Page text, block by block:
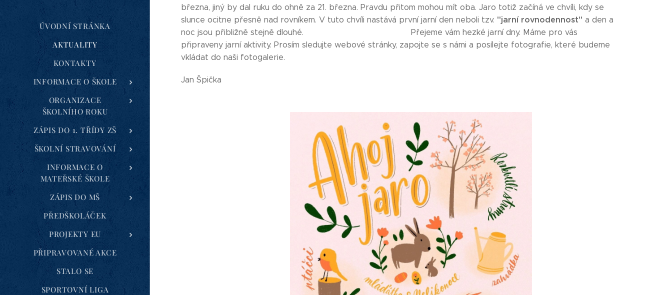
ÚVODNÍ STRÁNKA
AKTUALITY
KONTAKTY
INFORMACE O ŠKOLE
ORGANIZACE
ŠKOLNÍHO ROKU
ZÁPIS DO 1. TŘÍDY ZŠ
ŠKOLNÍ STRAVOVÁNÍ
INFORMACE O
MATEŘSKÉ ŠKOLE
ZÁPIS DO MŠ
PŘEDŠKOLÁČEK
PROJEKTY EU
PŘIPRAVOVANÉ AKCE
STALO SE
SPORTOVNÍ LIGA
března, jiný by dal ruku do ohně za 21. března. Pravdu přitom mohou mít oba. Jaro totiž začíná ve chvíli, kdy se
slunce ocitne přesně nad rovníkem. V tuto chvíli nastává první jarní den neboli tzv. "jarní rovnodennost" a den a
noc jsou přibližně stejně dlouhé. Přejeme vám hezké jarní dny. Máme pro vás
připraveny jarní aktivity. Prosím sledujte webové stránky, zapojte se s námi a posílejte fotografie, které budeme
vkládat do naši fotogalerie.
Jan Špička